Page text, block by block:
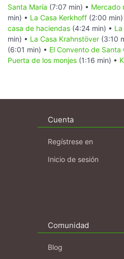
Santa María (7:07 min) • Mercado
min) • La Casa Kerkhoff (2:00 min)
casa de haciendas (4:24 min) •
min) • La Casa Krahnstöver (3:10
(6:01 min) • El Convento de Santa
Puerta de los monjes (1:16 min) •
Cuenta
Regístrese en
Inicio de sesión
Comunidad
Blog